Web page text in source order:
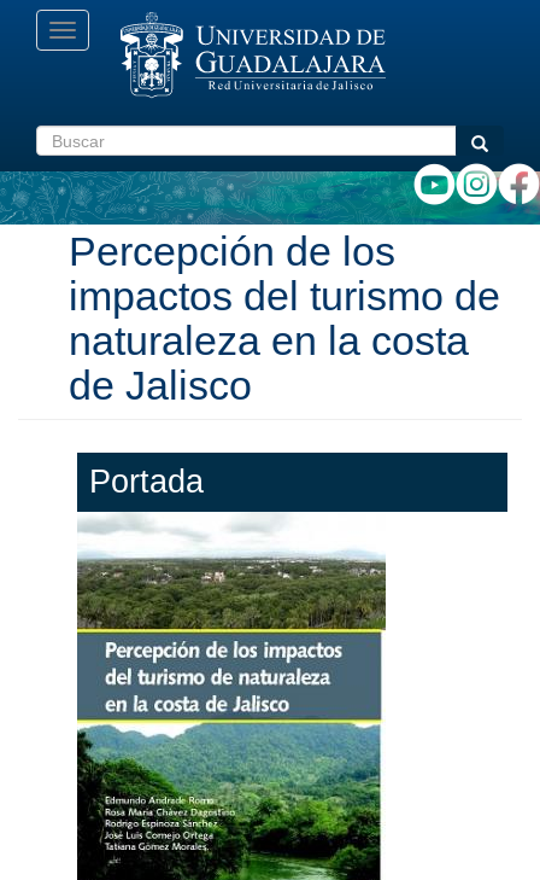
Pasar
Toggle
navigation
Buscar Buscar
Percepción de los
impactos del turismo de
naturaleza en la costa
de Jalisco
Portada